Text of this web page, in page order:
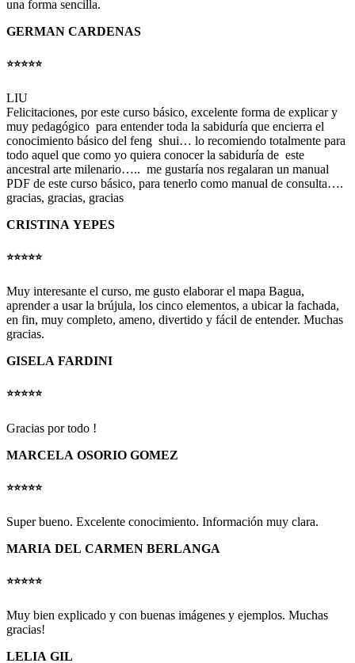
una forma sencilla.
GERMAN CARDENAS
⭐️⭐️⭐️⭐️⭐️
LIU
Felicitaciones, por este curso básico, excelente forma de explicar y
muy pedagógico para entender toda la sabiduría que encierra el
conocimiento básico del feng shui… lo recomiendo totalmente para
todo aquel que como yo quiera conocer la sabiduría de este
ancestral arte milenario….. me gustaría nos regalaran un manual
PDF de este curso básico, para tenerlo como manual de consulta….
gracias, gracias, gracias
CRISTINA YEPES
⭐️⭐️⭐️⭐️⭐️
Muy interesante el curso, me gusto elaborar el mapa Bagua,
aprender a usar la brújula, los cinco elementos, a ubicar la fachada,
en fin, muy completo, ameno, divertido y fácil de entender. Muchas
gracias.
GISELA FARDINI
⭐️⭐️⭐️⭐️⭐️
Gracias por todo !
MARCELA OSORIO GOMEZ
⭐️⭐️⭐️⭐️⭐️
Super bueno. Excelente conocimiento. Información muy clara.
MARIA DEL CARMEN BERLANGA
⭐️⭐️⭐️⭐️⭐️
Muy bien explicado y con buenas imágenes y ejemplos. Muchas
gracias!
LELIA GIL